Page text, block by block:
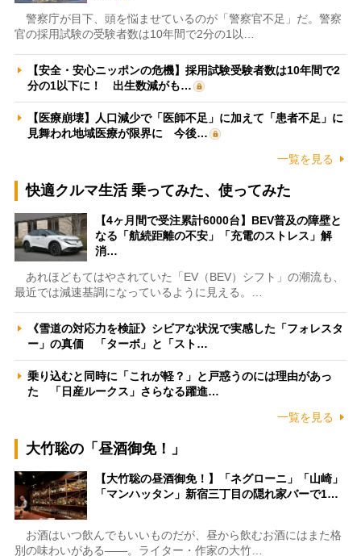
警察庁が目下、頭を悩ませているのが「警察官不足」だ。警察
官の採用試験の受験者数は10年間で2分の1以…
【安全・安心ニッポンの危機】採用試験受験者数は10年間で2
分の1以下に！ 出生数減がも…
【医療崩壊】人口減少で「医師不足」に加えて「患者不足」に
見舞われ地域医療が限界に 今後…
一覧を見る
快適クルマ生活 乗ってみた、使ってみた
【4ヶ月間で受注累計6000台】BEV普及の障壁と
なる「航続距離の不安」「充電のストレス」解
消…
あれほどもてはやされていた「EV（BEV）シフト」の潮流も、
最近では減速基調になっているように見える。…
《雪道の対応力を検証》シビアな状況で実感した「フォレスタ
ー」の真価 「ターボ」と「スト…
乗り込むと同時に「これが軽？」と戸惑うのには理由があっ
た 「日産ルークス」さらなる躍進…
一覧を見る
大竹聡の「昼酒御免！」
【大竹聡の昼酒御免！】「ネグローニ」「山崎」
「マンハッタン」新宿三丁目の隠れ家バーで1…
お酒はいつ飲んでもいいものだが、昼から飲むお酒にはまた格
別の味わいがある――。ライター・作家の大竹…